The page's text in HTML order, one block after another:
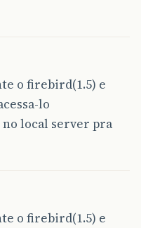
o firebird(1.5) e
lo
local server pra
o firebird(1.5) e